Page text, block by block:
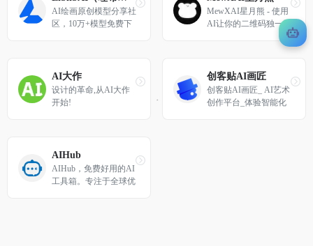
AI绘画原创模型分享社
区，10万+模型免费下
线进行模型训练。欢迎
每一位创作者加入，共
同探索AI绘画
MewXAI星月熊 - 使用
AI让你的二维码独一无
AI大作
设计的革命,从AI大作
开始!
创客贴AI画匠
创客贴AI画匠_ AI艺术
创作平台_体验智能化
AIHub
AIHub，免费好用的AI
工具箱。专注于全球优